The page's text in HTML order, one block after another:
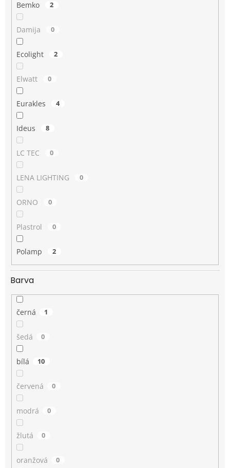
Bemko 2
Damija 0
Ecolight 2
Elwatt 0
Eurakles 4
Ideus 8
LC TEC 0
LENA LIGHTING 0
ORNO 0
Plastrol 0
Polamp 2
Barva
černá 1
šedá 0
bílá 10
červená 0
modrá 0
žlutá 0
oranžová 0